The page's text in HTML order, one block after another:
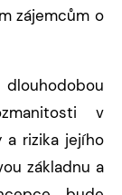
zájemcům o
v
a rizika jejího
základnu a